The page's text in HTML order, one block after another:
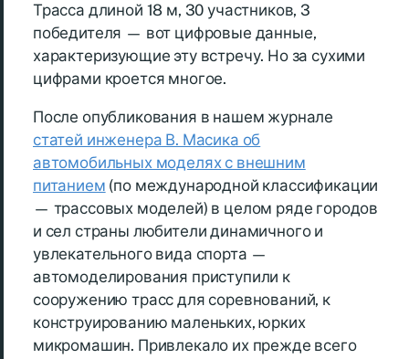
Трасса длиной 18 м, 30 участников, 3
победителя — вот цифровые данные,
характеризующие эту встречу. Но за сухими
цифрами кроется многое.
После опубликования в нашем журнале
статей инженера В. Масика об
автомобильных моделях с внешним
питанием (по международной классификации
— трассовых моделей) в целом ряде городов
и сел страны любители динамичного и
увлекательного вида спорта —
автомоделирования приступили к
сооружению трасс для соревнований, к
конструированию маленьких, юрких
микромашин. Привлекало их прежде всего